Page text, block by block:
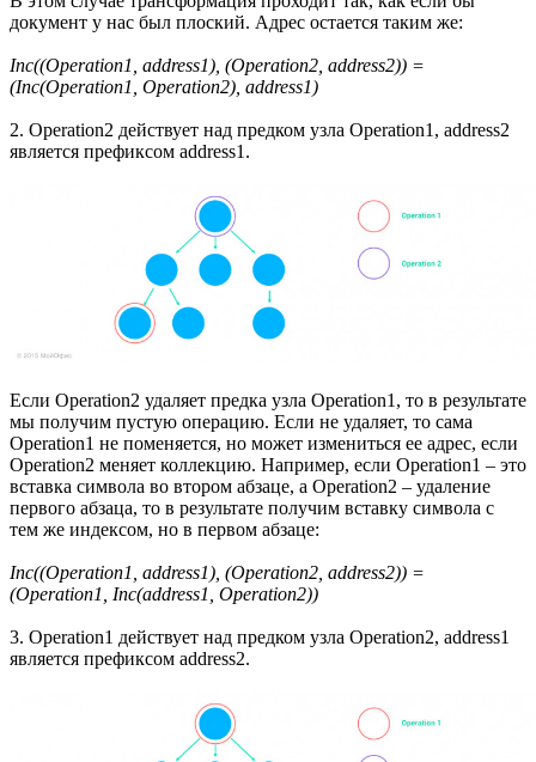
документ у нас был плоский. Адрес остается таким же:
Inc((Operation1, address1), (Operation2, address2)) =
(Inc(Operation1, Operation2), address1)
2. Operation2 действует над предком узла Operation1, address2
является префиксом address1.
Если Operation2 удаляет предка узла Operation1, то в результате
мы получим пустую операцию. Если не удаляет, то сама
Operation1 не поменяется, но может измениться ее адрес, если
Operation2 меняет коллекцию. Например, если Operation1 – это
вставка символа во втором абзаце, а Operation2 – удаление
первого абзаца, то в результате получим вставку символа с
тем же индексом, но в первом абзаце:
Inc((Operation1, address1), (Operation2, address2)) =
(Operation1, Inc(address1, Operation2))
3. Operation1 действует над предком узла Operation2, address1
является префиксом address2.